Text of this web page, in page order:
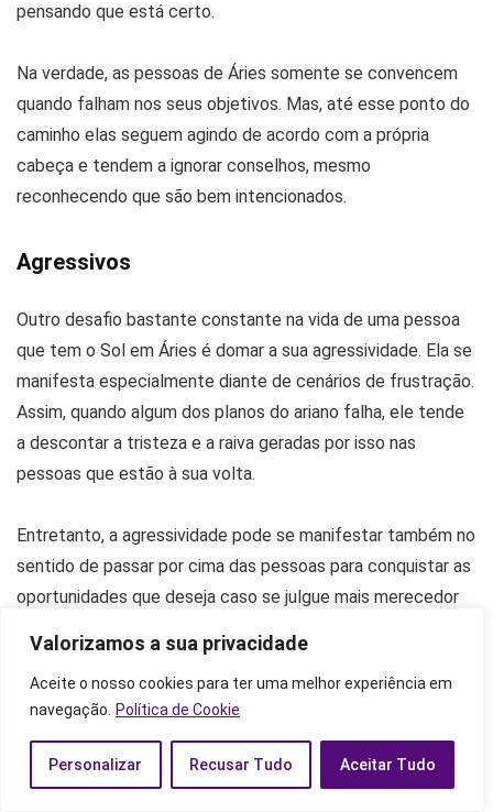
Valorizamos a sua privacidade
Aceite o nosso cookies para ter uma melhor experiência em
navegação.
Política de Cookie
Personalizar Recusar Tudo Aceitar Tudo
pensando que está certo.
Na verdade, as pessoas de Áries somente se convencem
quando falham nos seus objetivos. Mas, até esse ponto do
caminho elas seguem agindo de acordo com a própria
cabeça e tendem a ignorar conselhos, mesmo
reconhecendo que são bem intencionados.
Agressivos
Outro desafio bastante constante na vida de uma pessoa
que tem o Sol em Áries é domar a sua agressividade. Ela se
manifesta especialmente diante de cenários de frustração.
Assim, quando algum dos planos do ariano falha, ele tende
a descontar a tristeza e a raiva geradas por isso nas
pessoas que estão à sua volta.
Entretanto, a agressividade pode se manifestar também no
sentido de passar por cima das pessoas para conquistar as
oportunidades que deseja caso se julgue mais merecedor
antes de puxar alguns tapetes.
Interações e relações de quem
possui o Sol em Áries